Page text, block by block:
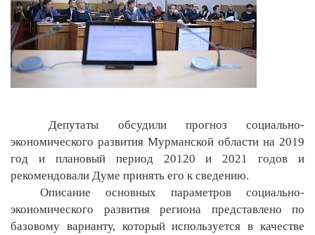
Депутаты обсудили прогноз социально-
экономического развития Мурманской области на 2019
год и плановый период 20120 и 2021 годов и
рекомендовали Думе принять его к сведению.
Описание основных параметров социально-
экономического развития региона представлено по
базовому варианту, который используется в качестве